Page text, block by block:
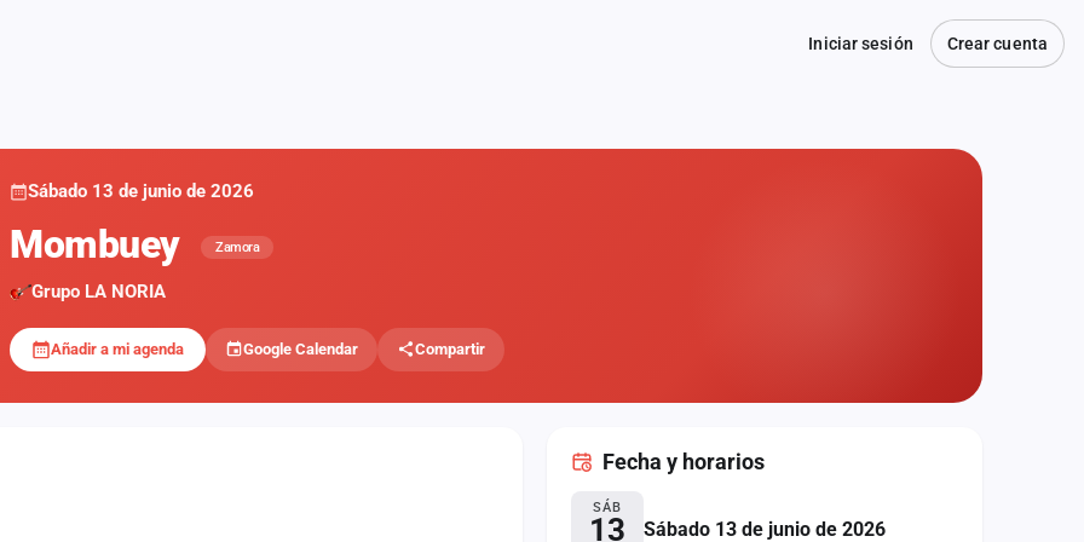
Iniciar sesión Crear cuenta
Sábado 13 de junio de 2026
Mombuey Zamora
Grupo LA NORIA
Añadir a mi agenda Google Calendar Compartir
Fecha y horarios
SÁB
13 Sábado 13 de junio de 2026